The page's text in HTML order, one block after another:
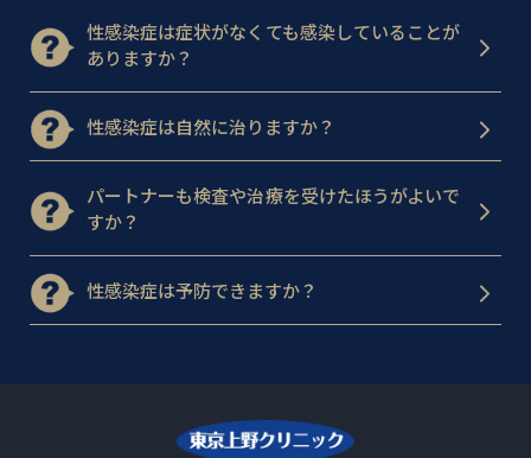
性感染症は症状がなくても感染していることが
ありますか？
性感染症は自然に治りますか？
パートナーも検査や治療を受けたほうがよいで
すか？
性感染症は予防できますか？